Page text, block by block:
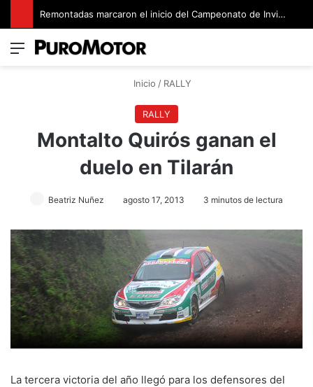
Finca Solimar, siguiente destino para el Campeonato Nacional de Rally
Menú
Inicio / RALLY
RALLY
Montalto Quirós ganan el
duelo en Tilarán
Beatriz Nuñez agosto 17, 2013 3 minutos de lectura
La tercera victoria del año llegó para los defensores del